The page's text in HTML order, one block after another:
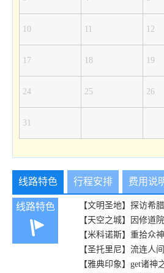
10 11 12
17 18 19
24 25 26
31
线路特色 行程安排 费用说
线路特色
【文明圣地】探访希
【天空之城】因修道
【米科诺斯】重拾众
【圣托里尼】流连人
【雅典印象】get诸